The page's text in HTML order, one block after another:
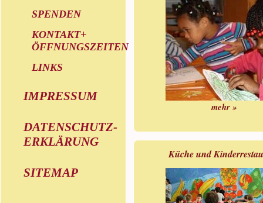
SPENDEN
KONTAKT+
ÖFFNUNGSZEITEN
LINKS
IMPRESSUM
DATENSCHUTZ-
ERKLÄRUNG
SITEMAP
mehr »
Küche und